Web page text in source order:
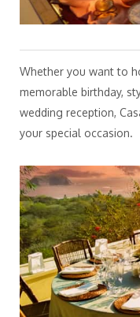
Whether you want to
memorable birthday,
wedding reception,
your special occasion.